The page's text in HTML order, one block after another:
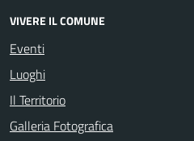
VIVERE IL COMUNE
Eventi
Luoghi
Il Territorio
Galleria Fotografica